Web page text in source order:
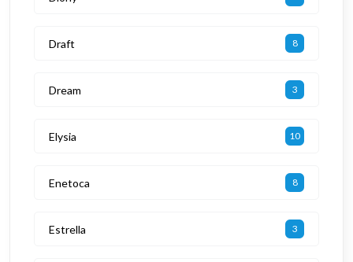
Draft 8
Dream 3
Elysia 10
Enetoca 8
Estrella 3